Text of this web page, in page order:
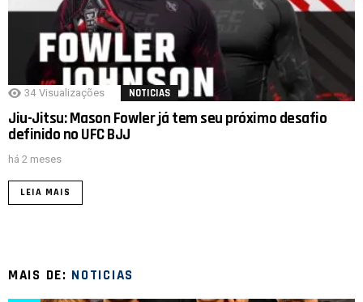
34 Visualizações NOTICIAS
Jiu-Jitsu: Mason Fowler já tem seu próximo desafio
definido no UFC BJJ
há 2 meses
LEIA MAIS
MAIS DE: NOTICIAS